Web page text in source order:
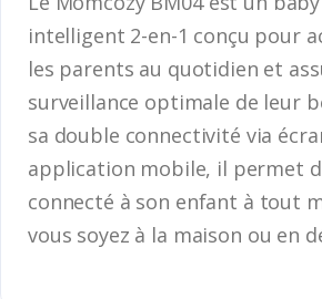
intelligent 2-en-1 conçu pour
les parents au quotidien et
surveillance optimale de leur
sa double connectivité via
application mobile, il permet
connecté à son enfant à tout
vous soyez à la maison ou en